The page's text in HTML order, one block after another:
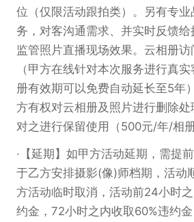
位（仅限活动跟拍类）。另有专业
务，对客沟通需求、并实时反馈给
监管照片直播现场效果。云相册
（甲方在线针对本次服务进行真
册有效期可以免费自动延长至5年
方有权对云相册及照片进行删除
对之进行保留使用（500元/年/相册
【延期】如甲方活动延期，需提
于乙方安排摄影(像)师档期，活动
方活动临时取消，活动前24小时
约金，72小时之内收取60%违约